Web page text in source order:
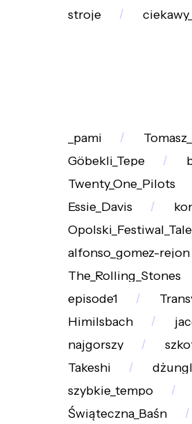
stroje
_pami
Göbekli_Tepe
Twenty_One_Pilots
Essie_Davis
alfonso_gomez-rejon
The_Rolling_Stones
episode1
Himilsbach
najgorszy
Takeshi
szybkie_tempo
Świąteczna_Baśn